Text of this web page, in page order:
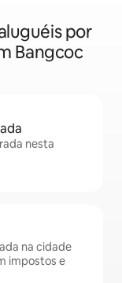
por
Bangcoc
nesta
na cidade
impostos e